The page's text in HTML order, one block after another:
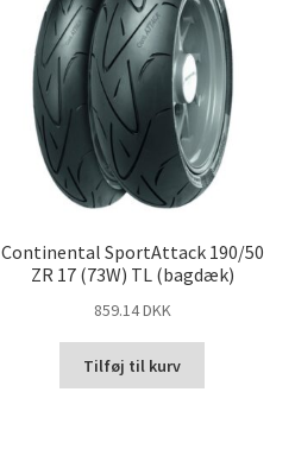
Continental SportAttack 190/50
ZR 17 (73W) TL (bagdæk)
859.14 DKK
Tilføj til kurv